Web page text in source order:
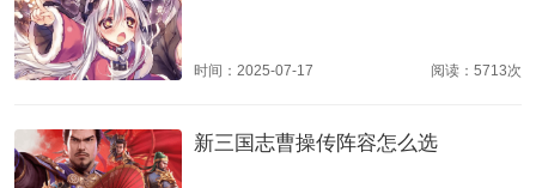
时间：2025-07-17 阅读：5713次
新三国志曹操传阵容怎么选